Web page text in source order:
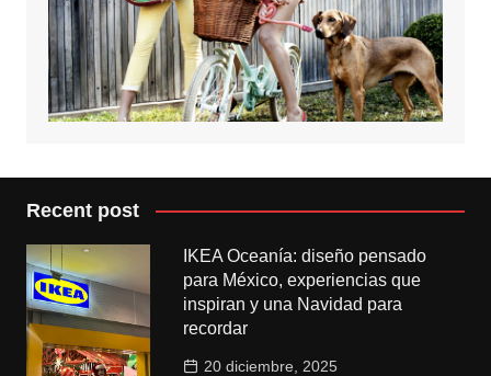
Recent post
IKEA Oceanía: diseño pensado
para México, experiencias que
inspiran y una Navidad para
recordar
20 diciembre, 2025